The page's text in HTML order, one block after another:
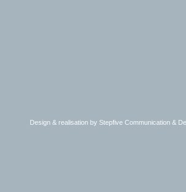
Design & realisation by Stepfive Communication &